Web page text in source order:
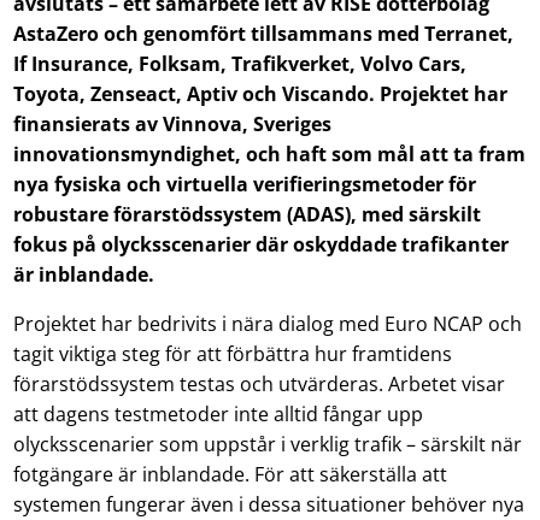
AstaZero och genomfört tillsammans med Terranet,
If Insurance, Folksam, Trafikverket, Volvo Cars,
Toyota, Zenseact, Aptiv och Viscando. Projektet har
finansierats av Vinnova, Sveriges
innovationsmyndighet, och haft som mål att ta fram
nya fysiska och virtuella verifieringsmetoder för
robustare förarstödssystem (ADAS), med särskilt
fokus på olycksscenarier där oskyddade trafikanter
är inblandade.
Projektet har bedrivits i nära dialog med Euro NCAP och
tagit viktiga steg för att förbättra hur framtidens
förarstödssystem testas och utvärderas. Arbetet visar
att dagens testmetoder inte alltid fångar upp
olycksscenarier som uppstår i verklig trafik – särskilt när
fotgängare är inblandade. För att säkerställa att
systemen fungerar även i dessa situationer behöver nya